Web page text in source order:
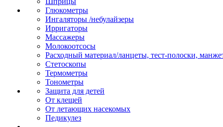
Глюкометры
Ингаляторы /небулайзеры
Ирригаторы
Массажеры
Молокоотсосы
Расходный материал/ланцеты, тест-полоски,
Стетоскопы
Термометры
Тонометры
Защита для детей
От клещей
От летающих насекомых
Педикулез